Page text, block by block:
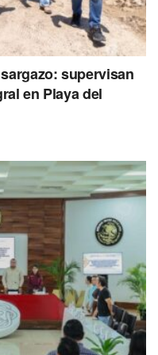
20 metros de ancho,
de la extracción
explicó que el
en uno de
se criba para eliminar
se ha iniciado la
en playas céntricas
supervisan
en Playa del